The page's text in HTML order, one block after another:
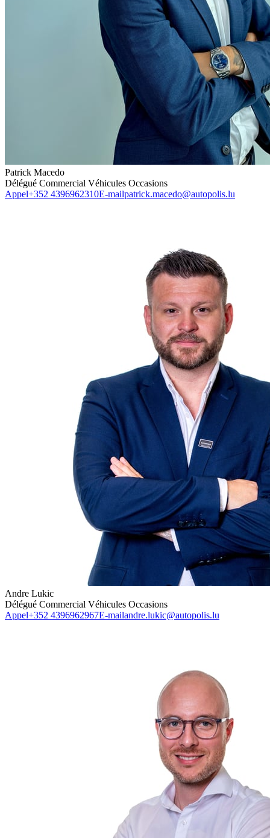
Patrick Macedo
Délégué Commercial Véhicules Occasions
Appel+352 4396962310E-mailpatrick.macedo@autopolis.lu
Andre Lukic
Délégué Commercial Véhicules Occasions
Appel+352 4396962967E-mailandre.lukic@autopolis.lu